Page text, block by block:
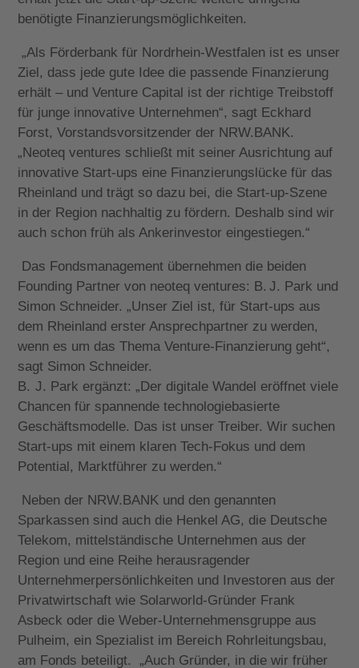
benötigte Finanzierungsmöglichkeiten.
„Als Förderbank für Nordrhein-Westfalen ist es unser
Ziel, dass jede gute Idee die passende Finanzierung
erhält – und Venture Capital ist der richtige Treibstoff
für junge innovative Unternehmen“, sagt Eckhard
Forst, Vorstandsvorsitzender der NRW.BANK.
„Neoteq ventures schließt mit seiner Ausrichtung auf
innovative Start-ups eine Finanzierungslücke für das
Rheinland und trägt so dazu bei, die Start-up-Szene
in der Region nachhaltig zu fördern. Deshalb sind wir
auch schon früh als Ankerinvestor eingestiegen.“
Das Fondsmanagement übernehmen die beiden
Founding Partner von neoteq ventures: B. J. Park und
Simon Schneider. „Unser Ziel ist, für Start-ups aus
dem Rheinland erster Ansprechpartner zu werden,
wenn es um das Thema Venture-Finanzierung geht“,
sagt Simon Schneider.
B. J. Park ergänzt: „Der digitale Wandel eröffnet viele
Chancen für spannende technologiebasierte
Geschäftsmodelle. Das ist unser Treiber. Wir suchen
Start-ups mit einem klaren Tech-Fokus und dem
Potential, Marktführer zu werden.“
Neben der NRW.BANK und den genannten
Sparkassen sind auch die Henkel AG, die Deutsche
Telekom, mittelständische Unternehmen aus der
Region und eine Reihe herausragender
Unternehmerpersönlichkeiten und Investoren aus der
Privatwirtschaft wie Solarworld-Gründer Frank
Asbeck oder die Weber-Unternehmensgruppe aus
Pulheim, ein Spezialist im Bereich Rohrleitungsbau,
am Fonds beteiligt. „Auch Gründer, in die wir früher